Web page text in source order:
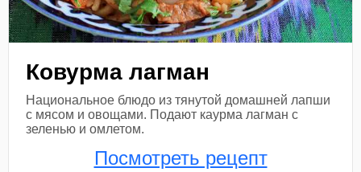
Ковурма лагман
Национальное блюдо из тянутой домашней лапши
с мясом и овощами. Подают каурма лагман с
зеленью и омлетом.
Посмотреть рецепт